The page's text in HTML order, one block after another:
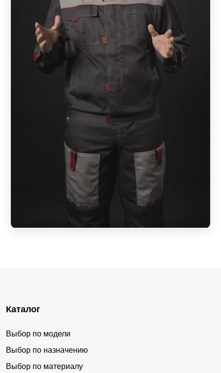
Каталог
Выбор по модели
Выбор по назначению
Выбор по материалу